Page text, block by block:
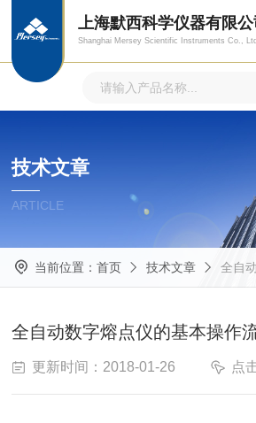
上海默西科学仪器有限公
Shanghai Mersey Scientific Instruments Co.,
技术文章
ARTICLE
当前位置： 首页 技术文章 全自动
全自动数字熔点仪的基本操作
更新时间：2018-01-26 点